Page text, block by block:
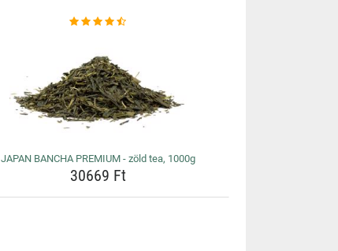
JAPAN BANCHA PREMIUM - zöld tea, 1000g
30669 Ft